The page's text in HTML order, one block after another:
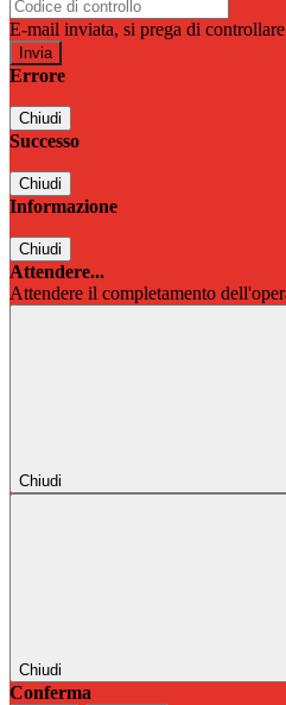
E-mail inviata, si prega di
Errore
Chiudi
Successo
Chiudi
Informazione
Chiudi
Attendere...
Attendere il completamento
Chiudi
Chiudi
Conferma